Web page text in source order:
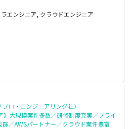
エンジニア, クラウドエンジニア
ロ・エンジニアリング社）
】大規模案件多数／研修制度充実／プライ
／AWSパートナー／クラウド案件豊富